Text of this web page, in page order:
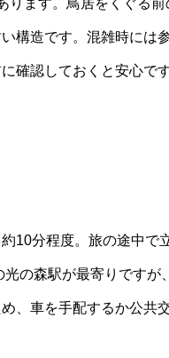
ります。鳥居をくぐる
構造です。混雑時には
確認しておくと安心です
10分程度。旅の途中で
の森駅が最寄りですが
、車を手配するか公共